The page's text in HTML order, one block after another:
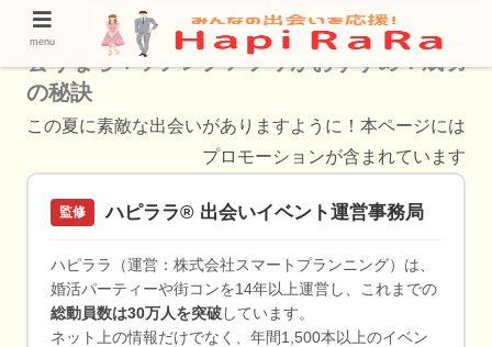
【2026年の特集】岩出市で運命の相手と出
会うならマッチングアプリがおすすめ！成功
の秘訣
この夏に素敵な出会いがありますように！本ページには
プロモーションが含まれています
監修 ハピララ® 出会いイベント運営事務局
ハピララ（運営：株式会社スマートプランニング）は、
婚活パーティーや街コンを14年以上運営し、これまでの
総動員数は30万人を突破 しています。
ネット上の情報だけでなく、年間1,500本以上のイベン
menu